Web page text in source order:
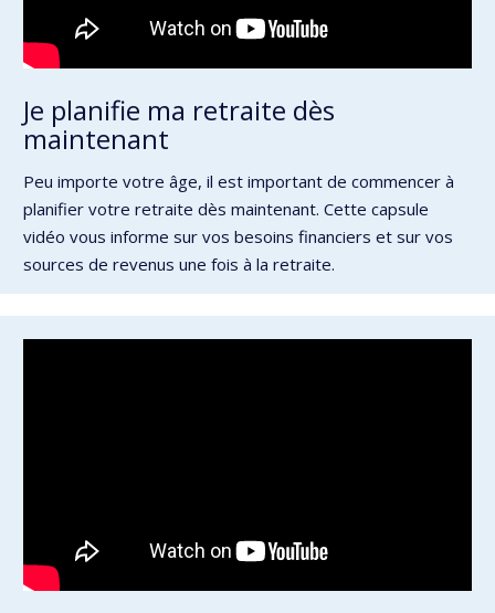
Je planifie ma retraite dès
maintenant
Peu importe votre âge, il est important de commencer à
planifier votre retraite dès maintenant. Cette capsule
vidéo vous informe sur vos besoins financiers et sur vos
sources de revenus une fois à la retraite.